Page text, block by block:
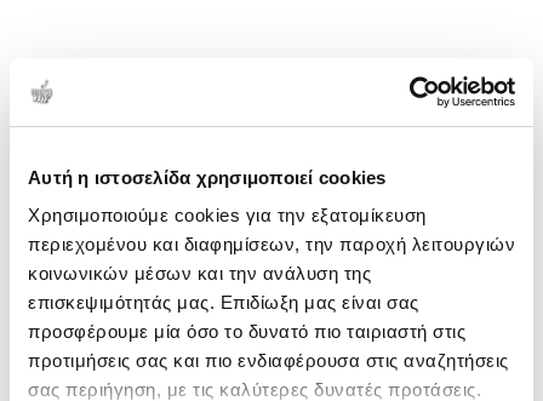
Αυτή η ιστοσελίδα χρησιμοποιεί cookies
Χρησιμοποιούμε cookies για την εξατομίκευση
περιεχομένου και διαφημίσεων, την παροχή λειτουργιών
κοινωνικών μέσων και την ανάλυση της
επισκεψιμότητάς μας. Επιδίωξη μας είναι σας
προσφέρουμε μία όσο το δυνατό πιο ταιριαστή στις
προτιμήσεις σας και πιο ενδιαφέρουσα στις αναζητήσεις
σας περιήγηση, με τις καλύτερες δυνατές προτάσεις.